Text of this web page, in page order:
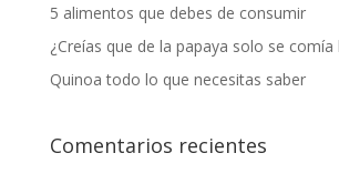
5 alimentos que debes de consumir
¿Creías que de la papaya solo se comía
Quinoa todo lo que necesitas saber
Comentarios recientes